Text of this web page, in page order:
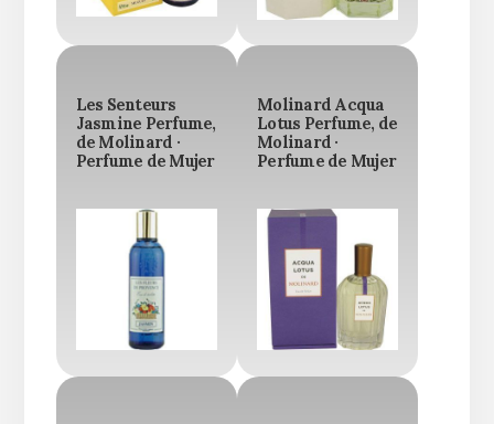
Les Senteurs
Jasmine Perfume,
de Molinard ·
Perfume de Mujer
Molinard Acqua
Lotus Perfume, de
Molinard ·
Perfume de Mujer